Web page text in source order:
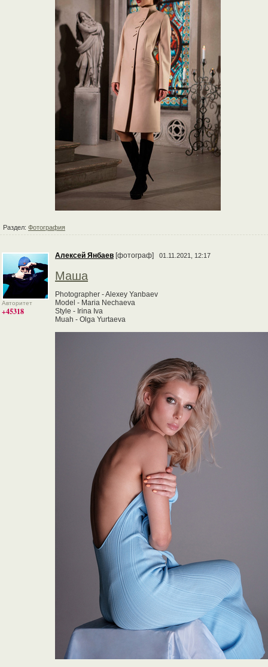
Раздел: Фотография
Авторитет
+45318
Алексей Янбаев [фотограф] 01.11.2021, 12:17
Маша
Photographer - Alexey Yanbaev
Model - Maria Nechaeva
Style - Irina Iva
Muah - Olga Yurtaeva